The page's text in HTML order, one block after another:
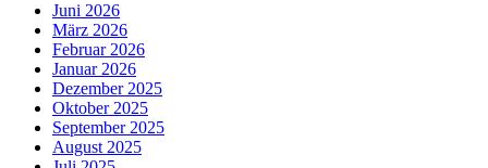
Juni 2026
März 2026
Februar 2026
Januar 2026
Dezember 2025
Oktober 2025
September 2025
August 2025